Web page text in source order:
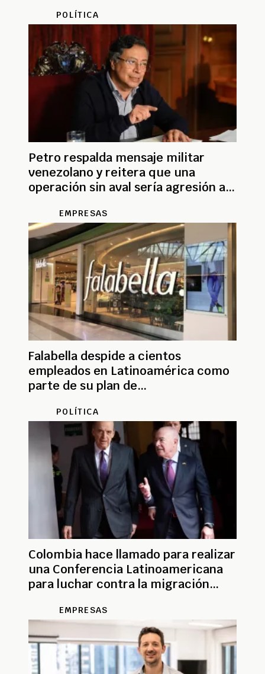
POLÍTICA
Petro respalda mensaje militar
venezolano y reitera que una
operación sin aval sería agresión a
EMPRESAS
Falabella despide a cientos
empleados en Latinoamérica como
parte de su plan de
POLÍTICA
Colombia hace llamado para realizar
una Conferencia Latinoamericana
para luchar contra la migración
EMPRESAS